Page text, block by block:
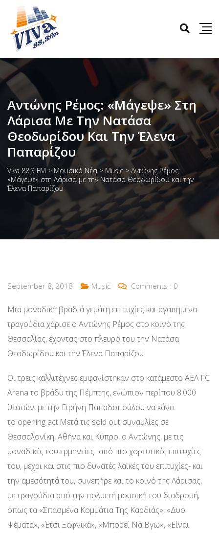
Αντώνης Ρέμος: «Μάγεψε» Στη
Λάρισα Με Την Νατάσα
Θεοδωρίδου Και Την Έλενα
Παπαρίζου
Viva 88,3 FM > Μουσικά Νέα > Music > Αντώνης Ρέμος:
«Μάγεψε» στη Λάρισα με την Νατάσα Θεοδωρίδου και την
Έλενα Παπαρίζου
September 8, 2018 Music Comments : 0
Μια μοναδική βραδιά γεμάτη επιτυχίες και αγαπημένα
τραγούδια χάρισε ο Αντώνης Ρέμος στο κοινό της
Θεσσαλίας, έχοντας στο πλευρό του την Νατάσα
Θεοδωρίδου και την Έλενα Παπαρίζου.
Οι τρεις καλλιτέχνες εμφανίστηκαν στο κατάμεστο ΑΕΛ FC
Arena το βράδυ της Πέμπτης, ενώπιον περίπου 8.000
θεατών, με την Ειρήνη Παπαδοπούλου να κάνει
το opening act.Μετά τις sold out συναυλίες σε
Θεσσαλονίκη, Αθήνα και Κύπρο, ο Αντώνης, με τις
μοναδικές του ερμηνείες -από πιο χορευτικές επιτυχίες
του, μέχρι και στις πιο δυνατές λαϊκές του επιτυχίες- και
την αμεσότητά του, συνεπήρε και το κοινό της Λάρισας,
με τραγούδια από την πολυετή μουσική του διαδρομή,
όπως τα «Σπασμένα Κομμάτια Της Καρδιάς», «Δυο
Ψέματα», «Έτσι Ξαφνικά», «Μπορεί Να Βγω», «Είναι